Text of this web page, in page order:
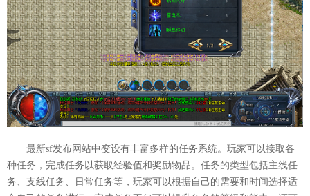
最新sf发布网站中变设有丰富多样的任务系统。玩家可以接取各
种任务，完成任务以获取经验值和奖励物品。任务的类型包括主线任
务、支线任务、日常任务等，玩家可以根据自己的需要和时间选择适